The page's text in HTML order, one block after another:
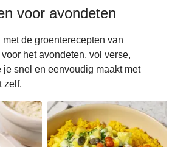
voor avondeten
de groenterecepten van
het avondeten, vol verse,
snel en eenvoudig maakt met
zelf.